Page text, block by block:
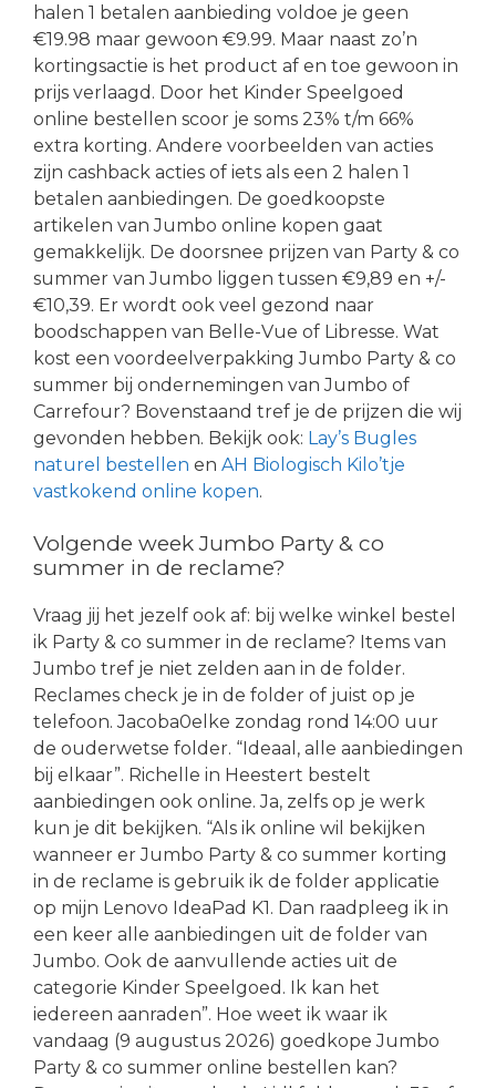
halen 1 betalen aanbieding voldoe je geen
€19.98 maar gewoon €9.99. Maar naast zo’n
kortingsactie is het product af en toe gewoon in
prijs verlaagd. Door het Kinder Speelgoed
online bestellen scoor je soms 23% t/m 66%
extra korting. Andere voorbeelden van acties
zijn cashback acties of iets als een 2 halen 1
betalen aanbiedingen. De goedkoopste
artikelen van Jumbo online kopen gaat
gemakkelijk. De doorsnee prijzen van Party & co
summer van Jumbo liggen tussen €9,89 en +/-
€10,39. Er wordt ook veel gezond naar
boodschappen van Belle-Vue of Libresse. Wat
kost een voordeelverpakking Jumbo Party & co
summer bij ondernemingen van Jumbo of
Carrefour? Bovenstaand tref je de prijzen die wij
gevonden hebben. Bekijk ook: Lay’s Bugles
naturel bestellen en AH Biologisch Kilo’tje
vastkokend online kopen.
Volgende week Jumbo Party & co
summer in de reclame?
Vraag jij het jezelf ook af: bij welke winkel bestel
ik Party & co summer in de reclame? Items van
Jumbo tref je niet zelden aan in de folder.
Reclames check je in de folder of juist op je
telefoon. Jacoba0elke zondag rond 14:00 uur
de ouderwetse folder. “Ideaal, alle aanbiedingen
bij elkaar”. Richelle in Heestert bestelt
aanbiedingen ook online. Ja, zelfs op je werk
kun je dit bekijken. “Als ik online wil bekijken
wanneer er Jumbo Party & co summer korting
in de reclame is gebruik ik de folder applicatie
op mijn Lenovo IdeaPad K1. Dan raadpleeg ik in
een keer alle aanbiedingen uit de folder van
Jumbo. Ook de aanvullende acties uit de
categorie Kinder Speelgoed. Ik kan het
iedereen aanraden”. Hoe weet ik waar ik
vandaag (9 augustus 2026) goedkope Jumbo
Party & co summer online bestellen kan?